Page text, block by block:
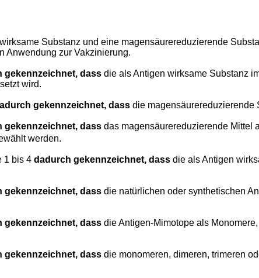
Substanz und eine magensäurereduzierende
Anwendung zur Vakzinierung.
gekennzeichnet, dass die als Antigen wirksame Substanz
wird.
gekennzeichnet, dass die magensäurereduzierende
gekennzeichnet, dass das magensäurereduzierende Mittel
werden.
1 bis 4 dadurch gekennzeichnet, dass die als Antigen
gekennzeichnet, dass die natürlichen oder synthetischen
gekennzeichnet, dass die Antigen-Mimotope als
gekennzeichnet, dass die monomeren, dimeren, trimeren